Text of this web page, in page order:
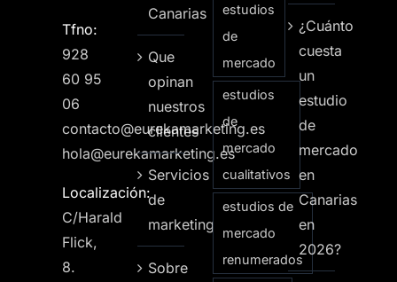
Tfno:
928
60 95
06
contacto@eurekamarketing.es
hola@eurekamarketing.es
Localización:
C/Harald
Flick,
8.
Canarias
Que
opinan
nuestros
clientes
Servicios
de
marketing
Sobre
estudios
de
mercado
estudios
de
mercado
cualitativos
estudios de
mercado
renumerados
¿Cuánto
cuesta
un
estudio
de
mercado
en
Canarias
en
2026?